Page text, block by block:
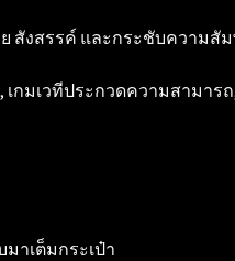
สังสรรค์ และกระชับความสั
เกมเวทีประกวดความสามา
าเต็มกระเป๋า